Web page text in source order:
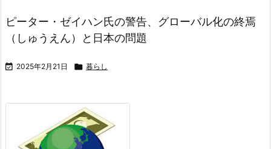
ピーター・ゼイハン氏の警告、グローバル化の終焉
（しゅうえん）と日本の問題
 2025年2月21日  暮らし